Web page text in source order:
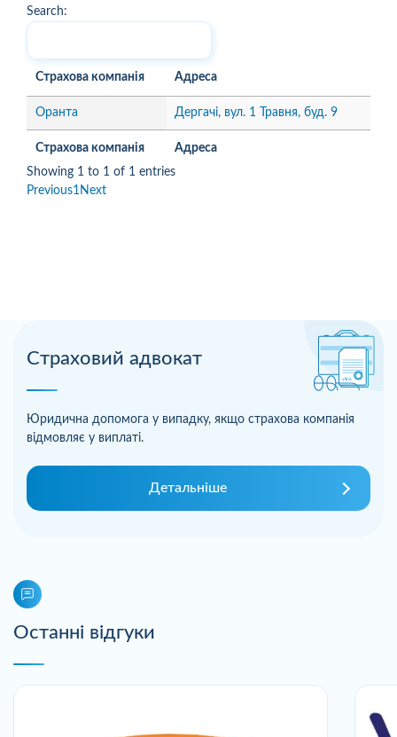
Страховий адвокат
Юридична допомога у випадку, якщо страхова компанія
відмовляє у виплаті.
Детальніше
Останні відгуки
Search:
Страхова компанія Адреса
Страхова компанія Адреса
Оранта Дергачі, вул. 1 Травня, буд. 9
Showing 1 to 1 of 1 entries
Previous1Next